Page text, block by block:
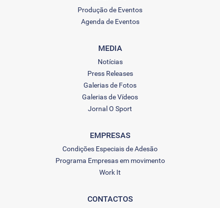
Produção de Eventos
Agenda de Eventos
MEDIA
Notícias
Press Releases
Galerias de Fotos
Galerias de Vídeos
Jornal O Sport
EMPRESAS
Condições Especiais de Adesão
Programa Empresas em movimento
Work It
CONTACTOS